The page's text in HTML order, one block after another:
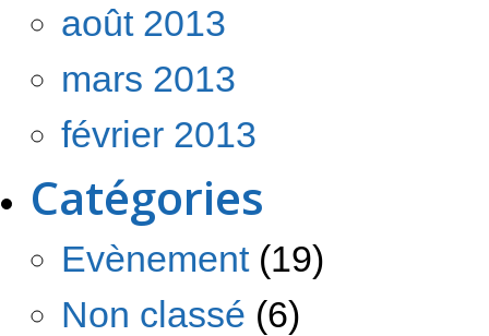
août 2013
mars 2013
février 2013
Catégories
Evènement(19)
Non classé (6)